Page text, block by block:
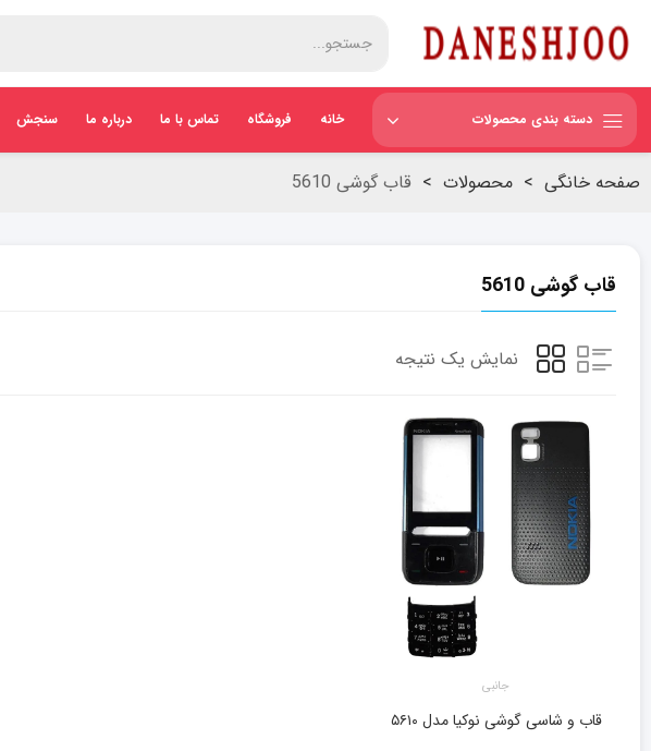
دسته بندی محصولات خانه فروشگاه تماس با ما درباره ما سنجش
صفحه خانگی > محصولات > قاب گوشی 5610
قاب گوشی 5610
نمایش یک نتیجه
جانبی
قاب و شاسی گوشی نوکیا مدل ۵۶۱۰